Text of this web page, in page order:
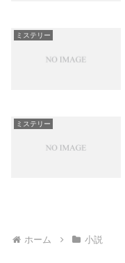
ミステリー
ミステリー
ホーム 小説